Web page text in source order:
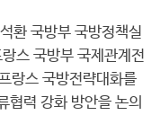
환 국방부 국방정책실
스 국방부 국제관계전
랑스 국방전략대화를
협력 강화 방안을 논의